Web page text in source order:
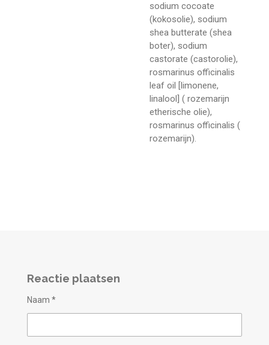
sodium cocoate
(kokosolie), sodium
shea butterate (shea
boter), sodium
castorate (castorolie),
rosmarinus officinalis
leaf oil [limonene,
linalool] ( rozemarijn
etherische olie),
rosmarinus officinalis (
rozemarijn).
Reactie plaatsen
Naam *